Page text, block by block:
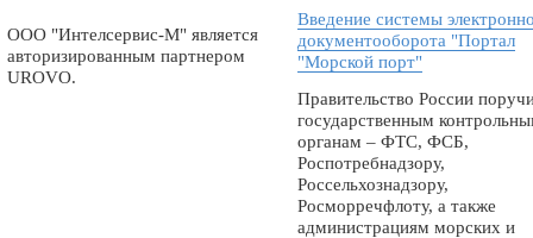
ООО "Интелсервис-М" является
авторизированным партнером
UROVO.
Введение системы
документооборота "Портал
"Морской порт"
Правительство России
государственным
органам – ФТС, ФСБ,
Роспотребнадзору,
Россельхознадзору,
Росморречфлоту, а также
администрациям морских и